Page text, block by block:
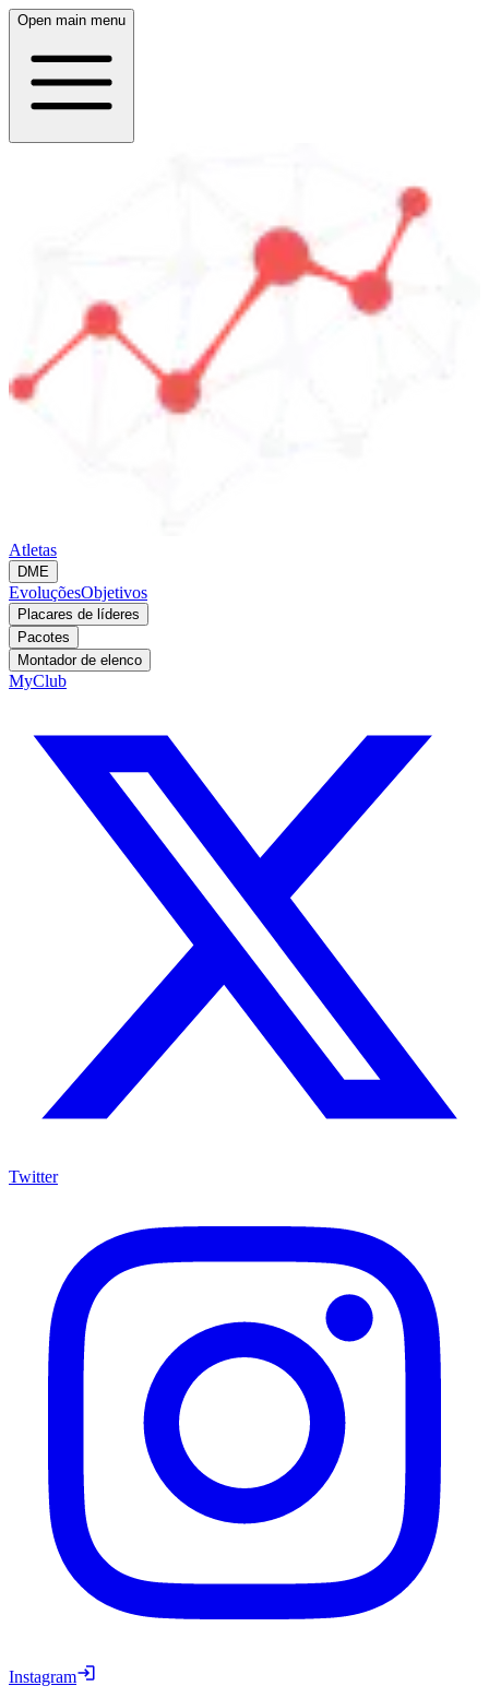
Open main menu
Atletas
DME
EvoluçõesObjetivos
Placares de líderes
Pacotes
Montador de elenco
MyClub
Twitter
Instagram